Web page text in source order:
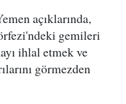
açıklarında,
gemileri
ihlal etmek ve
görmezden